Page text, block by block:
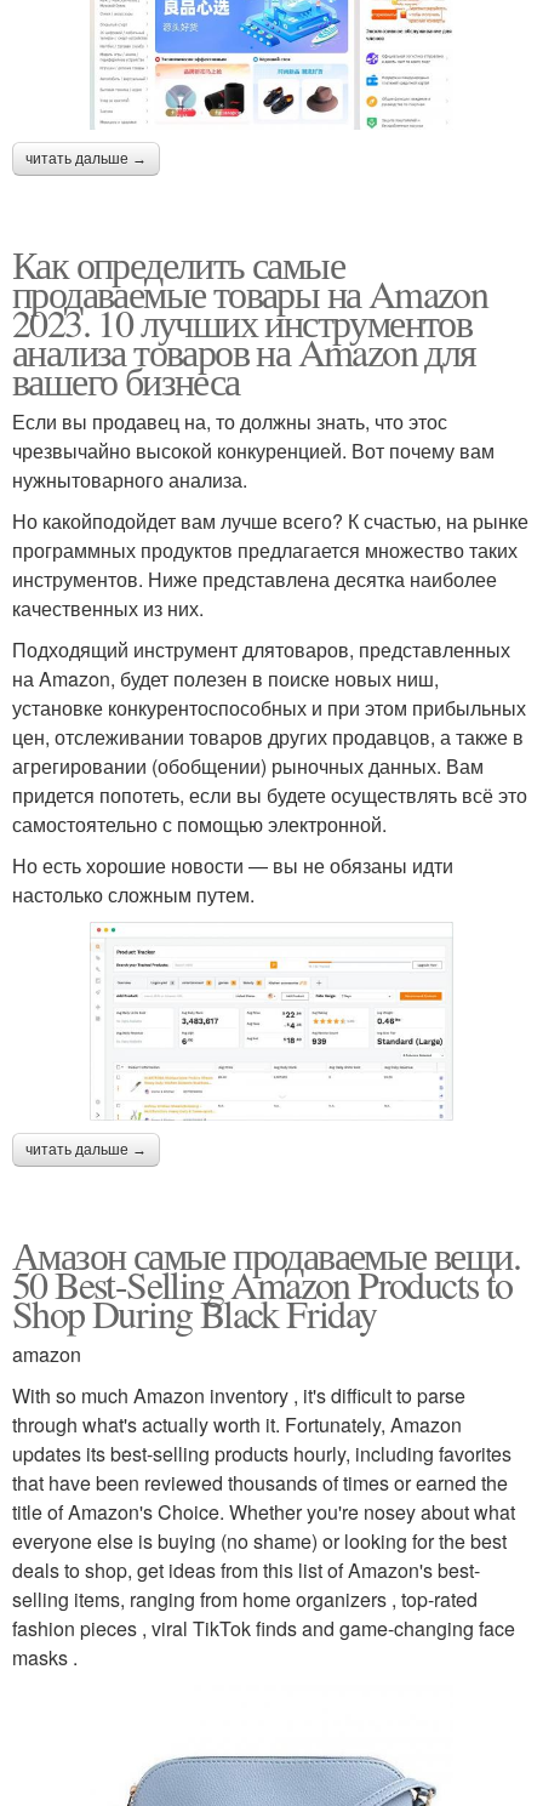
читать дальше →
Как определить самые
продаваемые товары на Amazon
2023. 10 лучших инструментов
анализа товаров на Amazon для
вашего бизнеса
Если вы продавец на, то должны знать, что этос
чрезвычайно высокой конкуренцией. Вот почему вам
нужнытоварного анализа.
Но какойподойдет вам лучше всего? К счастью, на рынке
программных продуктов предлагается множество таких
инструментов. Ниже представлена десятка наиболее
качественных из них.
Подходящий инструмент длятоваров, представленных
на Amazon, будет полезен в поиске новых ниш,
установке конкурентоспособных и при этом прибыльных
цен, отслеживании товаров других продавцов, а также в
агрегировании (обобщении) рыночных данных. Вам
придется попотеть, если вы будете осуществлять всё это
самостоятельно с помощью электронной.
Но есть хорошие новости — вы не обязаны идти
настолько сложным путем.
читать дальше →
Амазон самые продаваемые вещи.
50 Best-Selling Amazon Products to
Shop During Black Friday
amazon
With so much Amazon inventory , it's difficult to parse
through what's actually worth it. Fortunately, Amazon
updates its best-selling products hourly, including favorites
that have been reviewed thousands of times or earned the
title of Amazon's Choice. Whether you're nosey about what
everyone else is buying (no shame) or looking for the best
deals to shop, get ideas from this list of Amazon's best-
selling items, ranging from home organizers , top-rated
fashion pieces , viral TikTok finds and game-changing face
masks .